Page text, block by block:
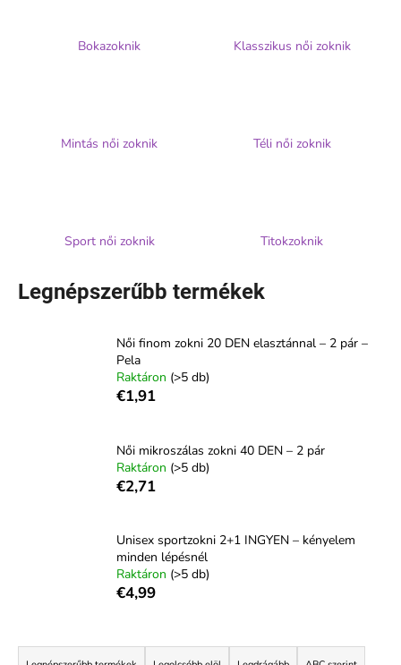
Bokazoknik Klasszikus női zoknik
Mintás női zoknik Téli női zoknik
Sport női zoknik Titokzoknik
Legnépszerűbb termékek
Női finom zokni 20 DEN elasztánnal – 2 pár –
Pela
Raktáron (>5 db)
€1,91
Női mikroszálas zokni 40 DEN – 2 pár
Raktáron (>5 db)
€2,71
Unisex sportzokni 2+1 INGYEN – kényelem
minden lépésnél
Raktáron (>5 db)
€4,99
T
NARCIS